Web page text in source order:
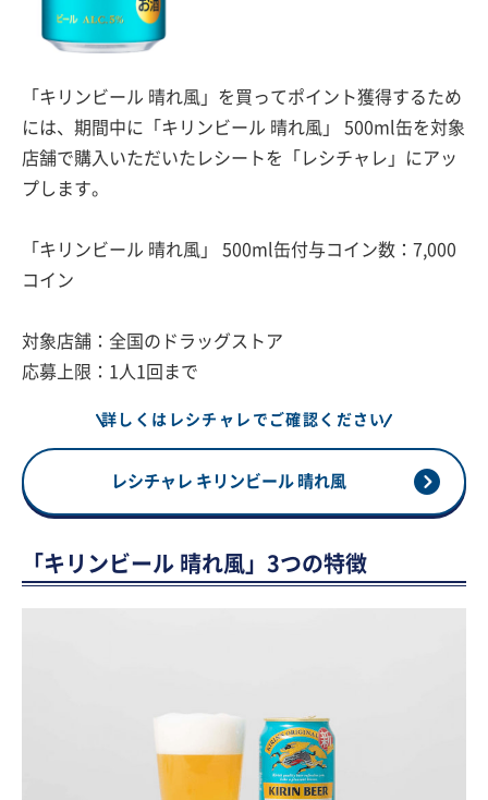
「キリンビール 晴れ風」を買ってポイント獲得するため
には、期間中に「キリンビール 晴れ風」 500ml缶を対象
店舗で購入いただいたレシートを「レシチャレ」にアッ
プします。
「キリンビール 晴れ風」 500ml缶付与コイン数：7,000
コイン
対象店舗：全国のドラッグストア
応募上限：1人1回まで
詳しくはレシチャレでご確認ください
レシチャレ キリンビール 晴れ風
「キリンビール 晴れ風」3つの特徴